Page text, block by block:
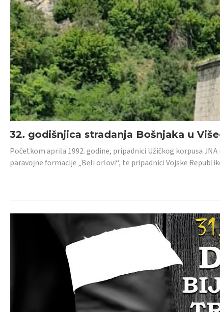
32. godišnjica stradanja Bošnjaka u
Početkom aprila 1992. godine, pripadnici Užičkog korpusa
paravojne formacije „Beli orlovi“, te pripadnici Vojske